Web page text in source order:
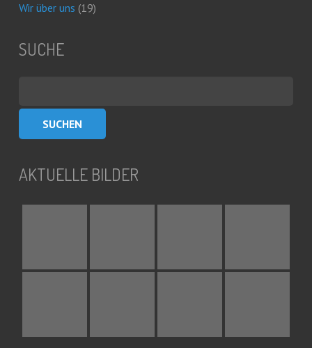
Wir über uns (19)
SUCHE
AKTUELLE BILDER